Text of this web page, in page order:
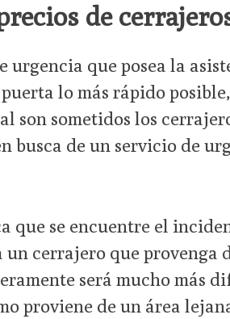
de
que posea la
lo más rápido
son sometidos los
busca de un servicio de
que se encuentre el
cerrajero que provenga
será mucho más
proviene de un área